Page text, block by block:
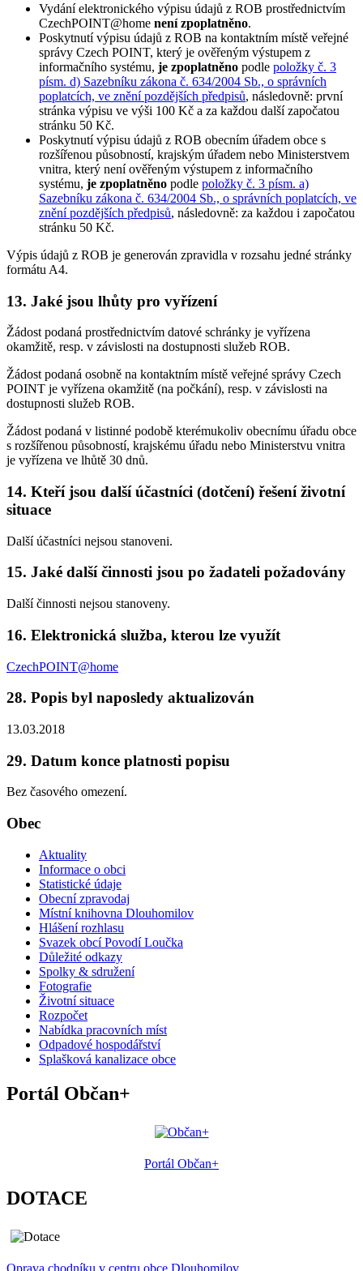
Vydání elektronického výpisu údajů z ROB prostřednictvím
CzechPOINT@home není zpoplatněno.
Poskytnutí výpisu údajů z ROB na kontaktním místě veřejné
správy Czech POINT, který je ověřeným výstupem z
informačního systému, je zpoplatněno podle položky č. 3
písm. d) Sazebníku zákona č. 634/2004 Sb., o správních
poplatcích, ve znění pozdějších předpisů, následovně: první
stránka výpisu ve výši 100 Kč a za každou další započatou
stránku 50 Kč.
Poskytnutí výpisu údajů z ROB obecním úřadem obce s
rozšířenou působností, krajským úřadem nebo Ministerstvem
vnitra, který není ověřeným výstupem z informačního
systému, je zpoplatněno podle položky č. 3 písm. a)
Sazebníku zákona č. 634/2004 Sb., o správních poplatcích, ve
znění pozdějších předpisů, následovně: za každou i započatou
stránku 50 Kč.
Výpis údajů z ROB je generován zpravidla v rozsahu jedné stránky
formátu A4.
13. Jaké jsou lhůty pro vyřízení
Žádost podaná prostřednictvím datové schránky je vyřízena
okamžitě, resp. v závislosti na dostupnosti služeb ROB.
Žádost podaná osobně na kontaktním místě veřejné správy Czech
POINT je vyřízena okamžitě (na počkání), resp. v závislosti na
dostupnosti služeb ROB.
Žádost podaná v listinné podobě kterémukoliv obecnímu úřadu obce
s rozšířenou působností, krajskému úřadu nebo Ministerstvu vnitra
je vyřízena ve lhůtě 30 dnů.
14. Kteří jsou další účastníci (dotčení) řešení životní
situace
Další účastníci nejsou stanoveni.
15. Jaké další činnosti jsou po žadateli požadovány
Další činnosti nejsou stanoveny.
16. Elektronická služba, kterou lze využít
CzechPOINT@home
28. Popis byl naposledy aktualizován
13.03.2018
29. Datum konce platnosti popisu
Bez časového omezení.
Obec
Aktuality
Informace o obci
Statistické údaje
Obecní zpravodaj
Místní knihovna Dlouhomilov
Hlášení rozhlasu
Svazek obcí Povodí Loučka
Důležité odkazy
Spolky & sdružení
Fotografie
Životní situace
Rozpočet
Nabídka pracovních míst
Odpadové hospodářství
Splašková kanalizace obce
Portál Občan+
Portál Občan+
DOTACE
Oprava chodníku v centru obce Dlouhomilov